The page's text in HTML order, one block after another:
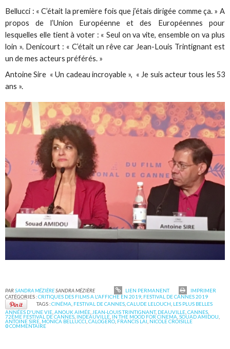
Bellucci : « C’était la première fois que j’étais dirigée comme ça. » A
propos de l’Union Européenne et des Européennes pour
lesquelles elle tient à voter : « Seul on va vite, ensemble on va plus
loin ». Denicourt : « C’était un rêve car Jean-Louis Trintignant est
un de mes acteurs préférés. »
Antoine Sire « Un cadeau incroyable », « Je suis acteur tous les 53
ans ».
PARSANDRA MÉZIÈRESANDRA MÉZIÈRE LIEN PERMANENT
IMPRIMER
CATÉGORIES :CRITIQUES DES FILMS A L'AFFICHE EN 2019 FESTIVAL DE CANNES 2019
TAGS :CINÉMA FESTIVAL DE CANNES ,CALUDE LELOUCH LES PLUS BELLES
ANNÉES D'UNE VIE ,ANOUK AIMÉE JEAN-LOUIS TRINTIGNANT, DEAUVILLE ,CANNES
72ÈME FESTIVAL DE CANNES INDEAUVILLE IN THE MOOD FOR CINEMA ,SOUAD AMIDOU
ANTOINE SIRE MONICA BELLUCCI ,CALOGERO FRANCIS LAI NICOLE CROISILLE
0COMMENTAIRE